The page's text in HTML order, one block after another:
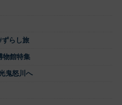
ずらし旅
物館特集
鬼怒川へ